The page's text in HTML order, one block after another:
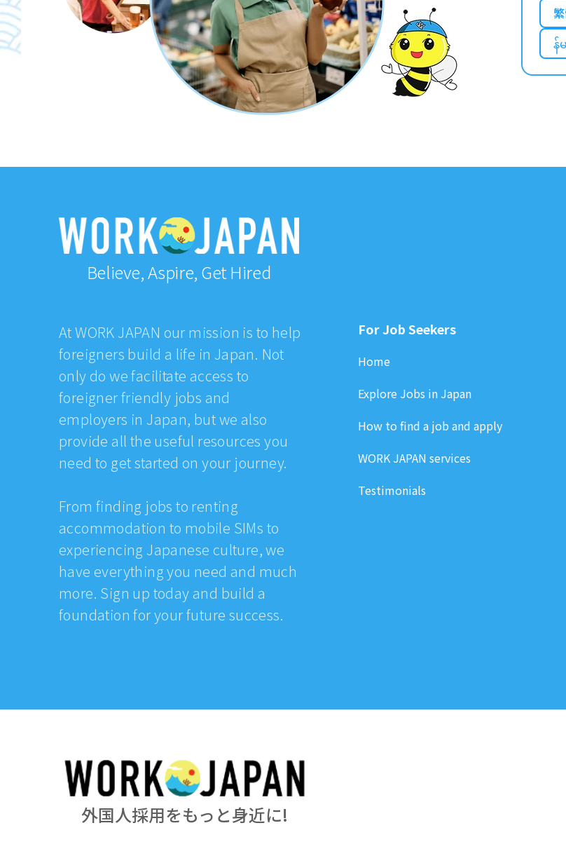
န်
Believe, Aspire, Get Hired
At WORK JAPAN our mission is to help
foreigners build a life in Japan. Not
only do we facilitate access to
foreigner friendly jobs and
employers in Japan, but we also
provide all the useful resources you
need to get started on your journey.
From finding jobs to renting
accommodation to mobile SIMs to
experiencing Japanese culture, we
have everything you need and much
more. Sign up today and build a
foundation for your future success.
For Job Seekers
Home
Explore Jobs in Japan
How to find a job and apply
WORK JAPAN services
Testimonials
外国人採用をもっと身近に!